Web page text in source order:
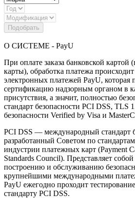
Подобрать
О СИСТЕМЕ - PayU
При оплате заказа банковской картой
карты), обработка платежа
электронных платежей PayU,
сертификацию надзорным органом в
присутствия, а значит, полностью
стандарт безопасности PCI DSS,
безопасности Verified by Visa и
PCI DSS — международный стандарт
разработанный Советом по
индустрии платежных карт (Payment
Standards Council). Представляет
построению и обслуживанию
крупнейшими международными
PayU ежегодно проходит
стандарту PCI DSS.